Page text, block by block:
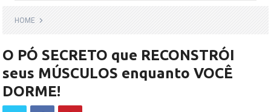
HOME
O PÓ SECRETO que RECONSTRÓI
seus MÚSCULOS enquanto VOCÊ
DORME!